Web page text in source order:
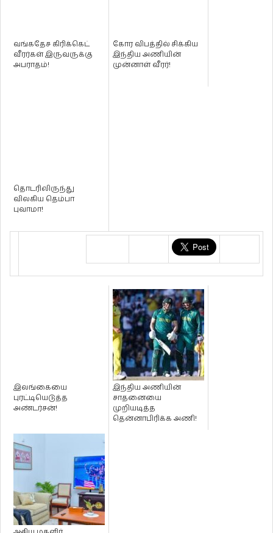
வங்கதேச கிரிக்கெட்
வீரர்கள் இருவருக்கு
அபராதம்!
கோர விபத்தில் சிக்கிய
இந்திய அணியின்
முன்னாள் வீரர்!
தொடரிலிருந்து
விலகிய தெம்பா
புவாமா!
இலங்கையை
புரட்டியெடுத்த
அண்டர்சன்!
இந்திய அணியின்
சாதனையை
முறியடித்த
தென்னாபிரிக்க அணி!